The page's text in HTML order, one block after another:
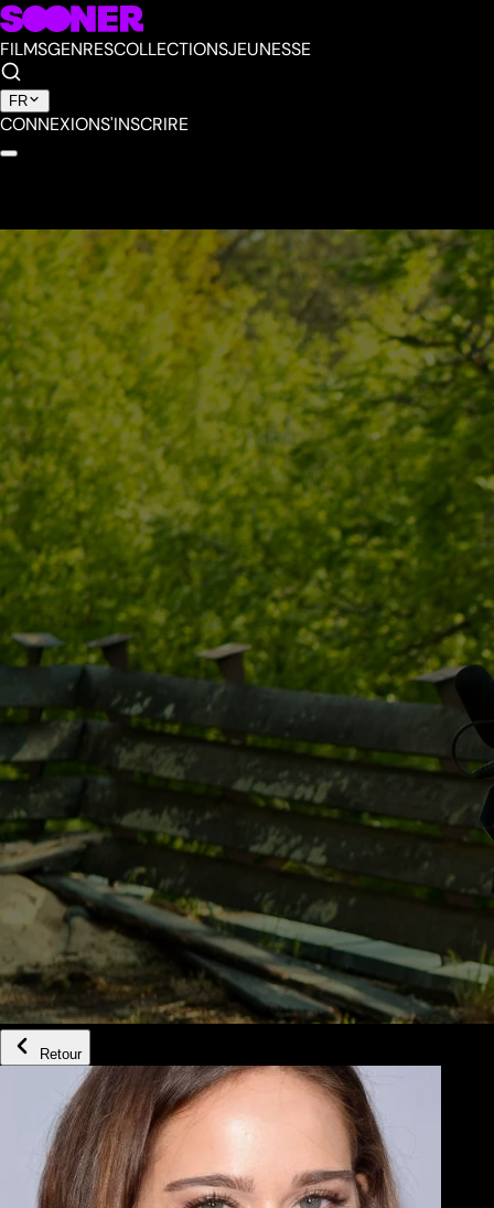
FILMSGENRESCOLLECTIONSJEUNESSE
FR
CONNEXIONS'INSCRIRE
Retour